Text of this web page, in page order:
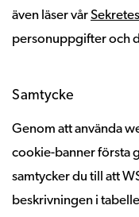
även läser vår
personuppgifter och
Samtycke
Genom att använda
cookie-banner första
samtycker du till att
beskrivningen i